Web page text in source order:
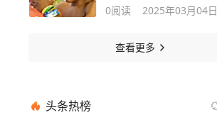
0阅读 2025年03月04日
查看更多
头条热榜